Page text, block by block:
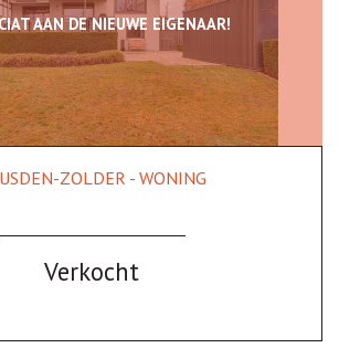
AAN DE NIEUWE EIGENAAR!
m² 3 2
ZOLDER - WONING
Verkocht